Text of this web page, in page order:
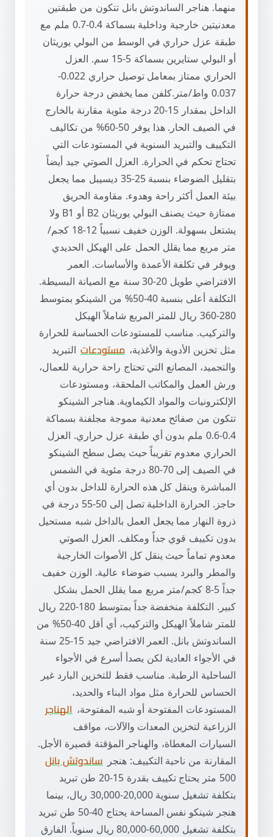
منهما. هناجر الساندوتش بانل تتكون من طبقتين
معدنيتين خارجية وداخلية بسماكة 0.4-0.7 ملم مع
طبقة عزل حراري في الوسط من البولي يوريثان
أو البولي ستايرين بسماكة 5-15 سم. العزل
الحراري ممتاز بمعامل توصيل حراري 0.022-
0.037 واط/متر.كلفن مما يخفض درجة حرارة
الداخل بمقدار 15-20 درجة مئوية مقارنة بالخارج
في الصيف الحار. هذا يوفر 50-60% من تكاليف
التكييف والتبريد السنوية في المستودعات التي
تحتاج تحكم في الحرارة. العزل الصوتي جيد أيضاً
بتقليل الضوضاء بنسبة 25-35 ديسيبل مما يجعل
بيئة العمل أكثر راحة وهدوء. مقاومة الحريق
ممتازة حيث يصنف البولي يوريثان B2 أو B1 ولا
يشتعل بسهولة. الوزن خفيف نسبياً 12-18 كجم/
متر مربع مما يقلل الحمل على الهيكل الحديدي
ويوفر في تكلفة الأعمدة والأساسات. العمر
الافتراضي طويل 20-30 سنة مع الصيانة البسيطة.
التكلفة أعلى بنسبة 40-50% من الشينكو بمتوسط
280-360 ريال للمتر المربع شاملاً الهيكل
والتركيب. مناسب للمستودعات الحساسة للحرارة
مثل تخزين الأدوية والأغذية، مستودعات التبريد
والتجميد، المصانع التي تحتاج راحة حرارية للعمال،
ورش العمل والمكاتب الملحقة، ومستودعات
الإلكترونيات والمواد الكيماوية. هناجر الشينكو
تتكون من صفائح معدنية مموجة مجلفنة بسماكة
0.4-0.6 ملم بدون أي طبقة عزل حراري. العزل
الحراري معدوم تقريباً حيث يصل سطح الشينكو
في الصيف إلى 70-80 درجة مئوية في الشمس
المباشرة وينقل كل هذه الحرارة للداخل بدون أي
حاجز. الحرارة الداخلية تصل إلى 50-55 درجة في
ذروة النهار مما يجعل العمل بالداخل شبه مستحيل
بدون تكييف قوي جداً ومكلف. العزل الصوتي
معدوم تماماً حيث ينقل كل الأصوات الخارجية
والمطر والبرد يسبب ضوضاء عالية. الوزن خفيف
جداً 5-8 كجم/متر مربع مما يقلل الحمل بشكل
كبير. التكلفة منخفضة جداً بمتوسط 180-220 ريال
للمتر شاملاً الهيكل والتركيب، أي أقل 40-50% من
الساندوتش بانل. العمر الافتراضي جيد 15-25 سنة
في الأجواء العادية لكن يصدأ أسرع في الأجواء
الساحلية الرطبة. مناسب فقط للتخزين البارد غير
الحساس للحرارة مثل مواد البناء والحديد،
المستودعات المفتوحة أو شبه المفتوحة، الهناجر
الزراعية لتخزين المعدات والآلات، مواقف
السيارات المغطاة، والهناجر المؤقتة قصيرة الأجل.
المقارنة من ناحية التكييف: هنجر ساندوتش بانل
500 متر يحتاج تكييف بقدرة 15-20 طن تبريد
بتكلفة تشغيل سنوية 20,000-30,000 ريال، بينما
هنجر شينكو نفس المساحة يحتاج 40-50 طن تبريد
بتكلفة تشغيل 60,000-80,000 ريال سنوياً. الفارق